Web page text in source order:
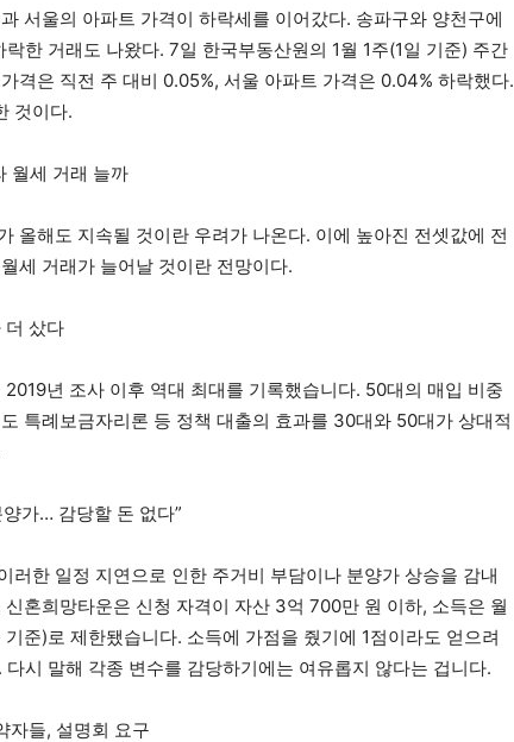
서울의 아파트 가격이 하락세를 이어갔다. 송파구와 양천구에
한 거래도 나왔다. 7일 한국부동산원의 1월 1주(1일 기준) 주간
격은 직전 주 대비 0.05%, 서울 아파트 가격은 0.04% 하락했다.
것이다.
월세 거래 늘까
올해도 지속될 것이란 우려가 나온다. 이에 높아진 전셋값에 전
세 거래가 늘어날 것이란 전망이다.
더 샀다
년 조사 이후 역대 최대를 기록했습니다. 50대의 매입 비중
특례보금자리론 등 정책 대출의 효과를 30대와 50대가 상대적
양가… 감당할 돈 없다”
러한 일정 지연으로 인한 주거비 부담이나 분양가 상승을 감내
혼희망타운은 신청 자격이 자산 3억 700만 원 이하, 소득은 월
준)로 제한됐습니다. 소득에 가점을 줬기에 1점이라도 얻으려
시 말해 각종 변수를 감당하기에는 여유롭지 않다는 겁니다.
자들, 설명회 요구